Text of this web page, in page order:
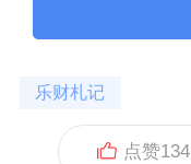
乐财札记
点赞134